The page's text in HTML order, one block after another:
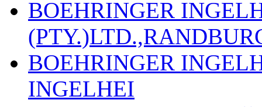
BOEHRINGER
BOEHRINGER
INGELHEI